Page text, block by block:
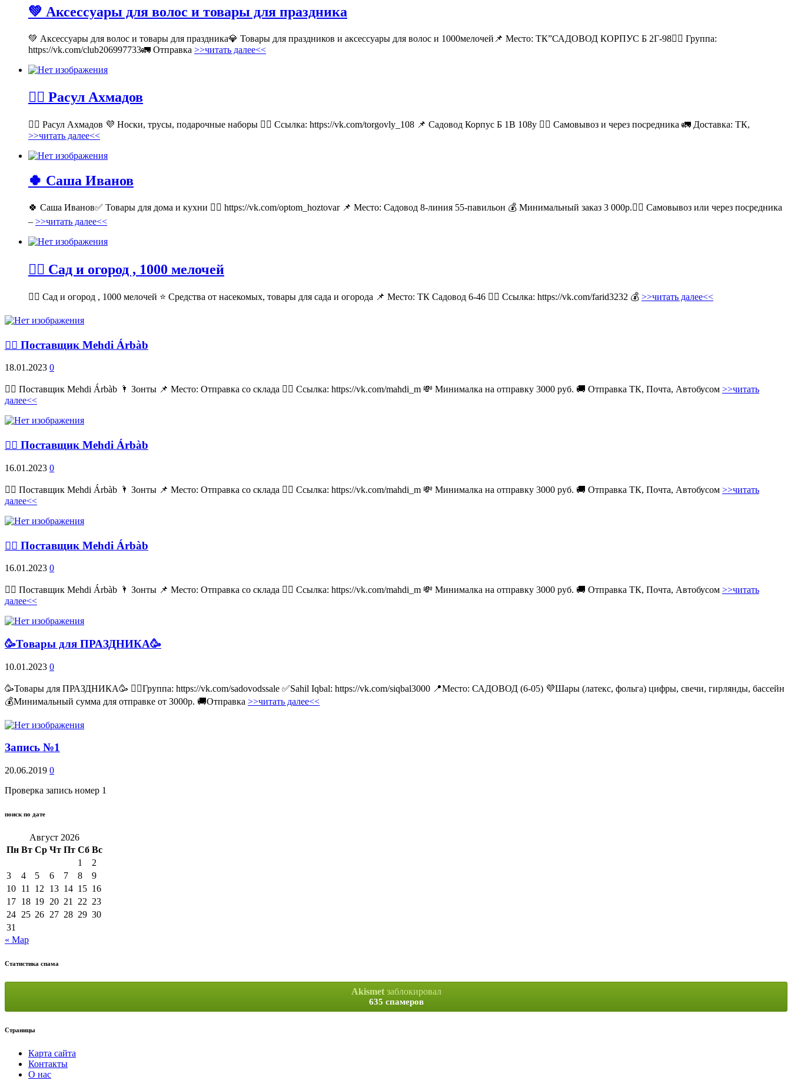
💚 Аксессуары для волос и товары для праздника
💚 Аксессуары для волос и товары для праздника💎 Товары для праздников и аксессуары для волос и 1000мелочей📌 Место: ТК”САДОВОД КОРПУС Б 2Г-98👉🏻 Группа:
https://vk.com/club206997733🚛 Отправка >>читать далее<<
💁‍♂ Расул Ахмадов
💁‍♂ Расул Ахмадов 💜 Носки, трусы, подарочные наборы 👉🏻 Ссылка: https://vk.com/torgovly_108 📌 Садовод Корпус Б 1В 108у 🚶‍♂ Самовывоз и через посредника 🚛 Доставка: ТК,
>>читать далее<<
🍀 Саша Иванов
🍀 Саша Иванов✅ Товары для дома и кухни 👉🏻 https://vk.com/optom_hoztovar 📌 Место: Садовод 8-линия 55-павильон 💰 Минимальный заказ 3 000р.🚶‍♀ Самовывоз или через посредника
– >>читать далее<<
💁‍♂ Сад и огород , 1000 мелочей
💁‍♂ Сад и огород , 1000 мелочей ⭐ Средства от насекомых, товары для сада и огорода 📌 Место: ТК Садовод 6-46 👉🏻 Ссылка: https://vk.com/farid3232 💰 >>читать далее<<
💁‍♂ Поставщик Mehdi Árbàb
18.01.2023 0
💁‍♂ Поставщик Mehdi Árbàb 🌂 Зонты 📌 Место: Отправка со склада 👉🏻 Ссылка: https://vk.com/mahdi_m 💸 Минималка на отправку 3000 руб. 🚚 Отправка ТК, Почта, Автобусом >>читать
далее<<
💁‍♂ Поставщик Mehdi Árbàb
16.01.2023 0
💁‍♂ Поставщик Mehdi Árbàb 🌂 Зонты 📌 Место: Отправка со склада 👉🏻 Ссылка: https://vk.com/mahdi_m 💸 Минималка на отправку 3000 руб. 🚚 Отправка ТК, Почта, Автобусом >>читать
далее<<
💁‍♂ Поставщик Mehdi Árbàb
16.01.2023 0
💁‍♂ Поставщик Mehdi Árbàb 🌂 Зонты 📌 Место: Отправка со склада 👉🏻 Ссылка: https://vk.com/mahdi_m 💸 Минималка на отправку 3000 руб. 🚚 Отправка ТК, Почта, Автобусом >>читать
далее<<
🥳Товары для ПРАЗДНИКА🥳
10.01.2023 0
🥳Товары для ПРАЗДНИКА🥳 👉🏻Группа: https://vk.com/sadovodssale ✅Sahil Iqbal: https://vk.com/siqbal3000 📍Место: САДОВОД (6-05) 💜Шары (латекс, фольга) цифры, свечи, гирлянды, бассейн
💰Минимальный сумма для отправке от 3000р. 🚚Отправка >>читать далее<<
Запись №1
20.06.2019 0
Проверка запись номер 1
поиск по дате
Август 2026
Пн Вт Ср Чт Пт Сб Вс
1
2
3
4 5 6 7 8
9
10 11 12 13 14 15 16
17 18 19 20 21 22 23
24 25 26 27 28 29 30
31
« Мар
Статистика спама
Akismetзаблокировал
635 спамеров
Страницы
Карта сайта
Контакты
О нас